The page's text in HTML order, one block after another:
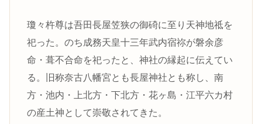
瓊々杵尊は吾田長屋笠狭の御碕に至り天神地祗を
祀った。のち成務天皇十三年武内宿祢が磐余彦
命・葺不合命を祀ったと、神社の縁起に伝えてい
る。旧称奈古八幡宮とも長屋神社とも称し、南
方・池内・上北方・下北方・花ヶ島・江平六カ村
の産土神として崇敬されてきた。